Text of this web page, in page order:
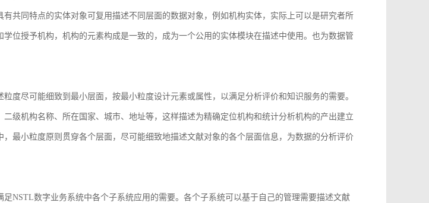
共同特点的实体对象可复用描述不同层面的数据对象，例如机构实体，实际上可以是研究者所
位授予机构，机构的元素构成是一致的，成为一个公用的实体模块在描述中使用。也为数据管
度尽可能细致到最小层面，按最小粒度设计元素或属性，以满足分析评价和知识服务的需要。
级机构名称、所在国家、城市、地址等，这样描述为精确定位机构和统计分析机构的产出建立
，最小粒度原则贯穿各个层面，尽可能细致地描述文献对象的各个层面信息，为数据的分析评价
NSTL数字业务系统中各个子系统应用的需要。各个子系统可以基于自己的管理需要描述文献